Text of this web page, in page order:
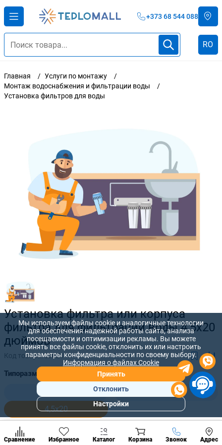
+373 68 544 088
RO
Главная
Услуги по монтажу
Монтаж водоснабжения и фильтрации воды
Установка фильтров для воды
Установка фильтра или корпуса
фильтра для фильтрации воды 4,5x20
дюймов
Код товара:59621
Типоразмер картриджа:
4,5x10
4,5x20
896 лей
Сравнение Избранное Каталог Корзина Звонок Адрес
Позвонить
разделы
Мы используем файлы cookie и аналогичные технологии
для обеспечения надежной работы сайта, анализа
посещаемости и оптимизации рекламы. Вы можете
принять все файлы cookie, отклонить их или настроить
параметры конфиденциальности по своему выбору.
Информация о файлах Cookie
Принять
Отклонить
Настройки